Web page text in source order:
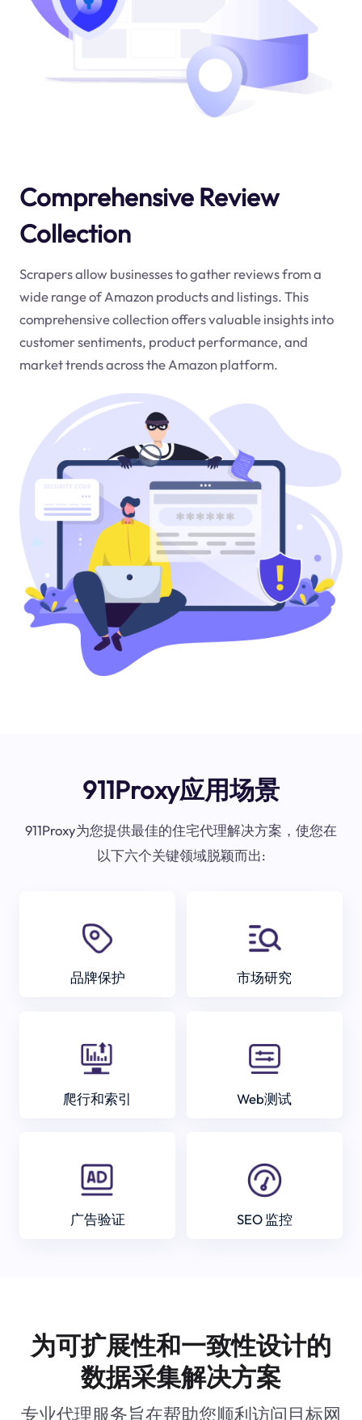
Comprehensive Review
Collection
Scrapers allow businesses to gather reviews from a
wide range of Amazon products and listings. This
comprehensive collection offers valuable insights into
customer sentiments, product performance, and
market trends across the Amazon platform.
911Proxy应用场景
911Proxy为您提供最佳的住宅代理解决方案，使您在
以下六个关键领域脱颖而出:
品牌保护 市场研究
爬行和索引 Web测试
广告验证 SEO 监控
为可扩展性和一致性设计的
数据采集解决方案
专业代理服务旨在帮助您顺利访问目标网